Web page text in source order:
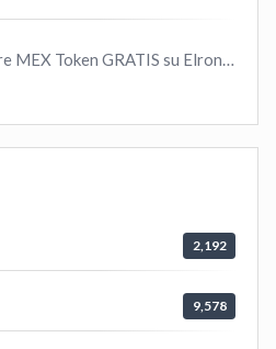
Come ottenere MEX Token GRATIS su Elrond ?
2,192
9,578